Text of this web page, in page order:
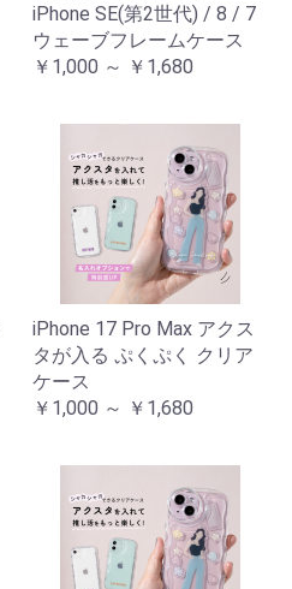
iPhone SE(第2世代) / 8 / 7
ウェーブフレームケース
￥1,000 ～ ￥1,680
iPhone 17 Pro Max アクス
タが入る ぷくぷく クリア
ケース
￥1,000 ～ ￥1,680